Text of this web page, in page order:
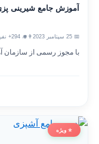
آموزش جامع شیرینی پزی
👨‍🎓 294+ نفر
با مجوز رسمی از سازمان
⭐ ویژه